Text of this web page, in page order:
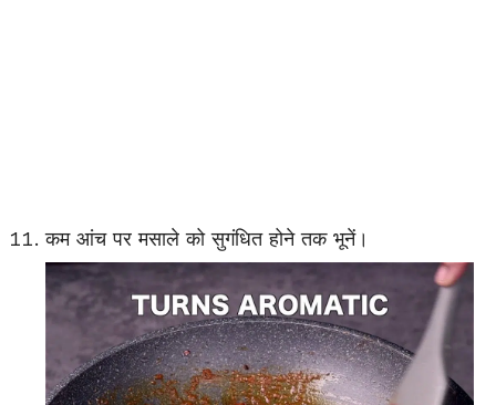
कम आंच पर मसाले को सुगंधित होने तक भूनें।